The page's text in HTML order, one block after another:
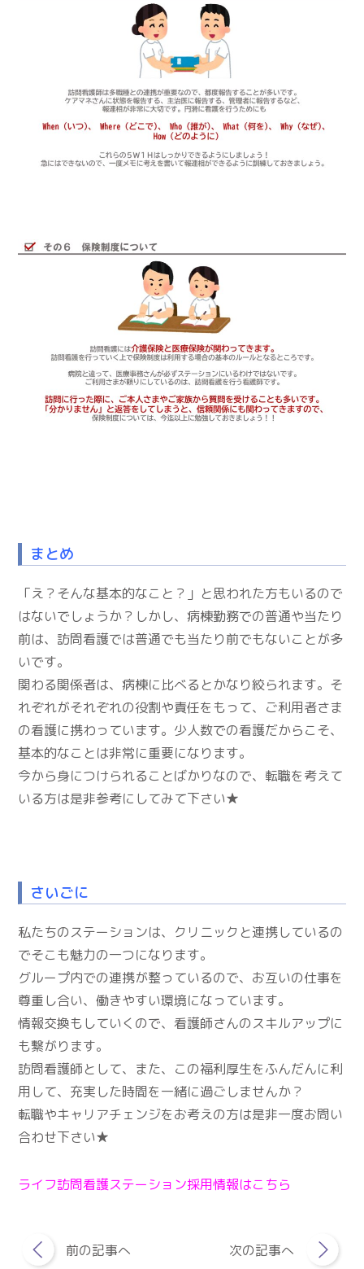
まとめ
「え？そんな基本的なこと？」と思われた方もいるので
はないでしょうか？しかし、病棟勤務での普通や当たり
前は、訪問看護では普通でも当たり前でもないことが多
いです。
関わる関係者は、病棟に比べるとかなり絞られます。そ
れぞれがそれぞれの役割や責任をもって、ご利用者さま
の看護に携わっています。少人数での看護だからこそ、
基本的なことは非常に重要になります。
今から身につけられることばかりなので、転職を考えて
いる方は是非参考にしてみて下さい★
さいごに
私たちのステーションは、クリニックと連携しているの
でそこも魅力の一つになります。
グループ内での連携が整っているので、お互いの仕事を
尊重し合い、働きやすい環境になっています。
情報交換もしていくので、看護師さんのスキルアップに
も繋がります。
訪問看護師として、また、この福利厚生をふんだんに利
用して、充実した時間を一緒に過ごしませんか？
転職やキャリアチェンジをお考えの方は是非一度お問い
合わせ下さい★
ライフ訪問看護ステーション採用情報はこちら
前の記事へ 次の記事へ